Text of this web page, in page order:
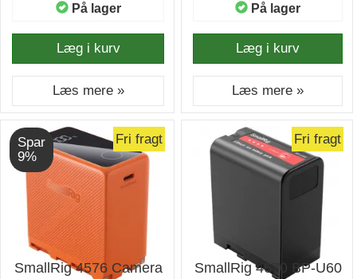
På lager
Læg i kurv
Læs mere »
På lager
Læg i kurv
Læs mere »
Spar
9%
Fri fragt
SmallRig 4576 Camera
Fri fragt
SmallRig 4670 BP-U60